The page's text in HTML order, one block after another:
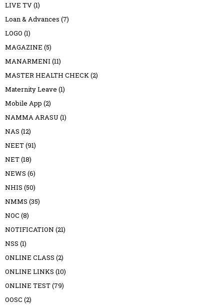
LIVE TV(1)
Loan & Advances (7)
LOGO (1)
MAGAZINE (5)
MANARMENI (11)
MASTER HEALTH CHECK(2)
Maternity Leave (1)
Mobile App (2)
NAMMA ARASU (1)
NAS (12)
NEET(91)
NET(18)
NEWS (6)
NHIS (50)
NMMS (35)
NOC (8)
NOTIFICATION (21)
NSS (1)
ONLINE CLASS (2)
ONLINE LINKS (10)
ONLINE TEST(79)
OOSC (2)